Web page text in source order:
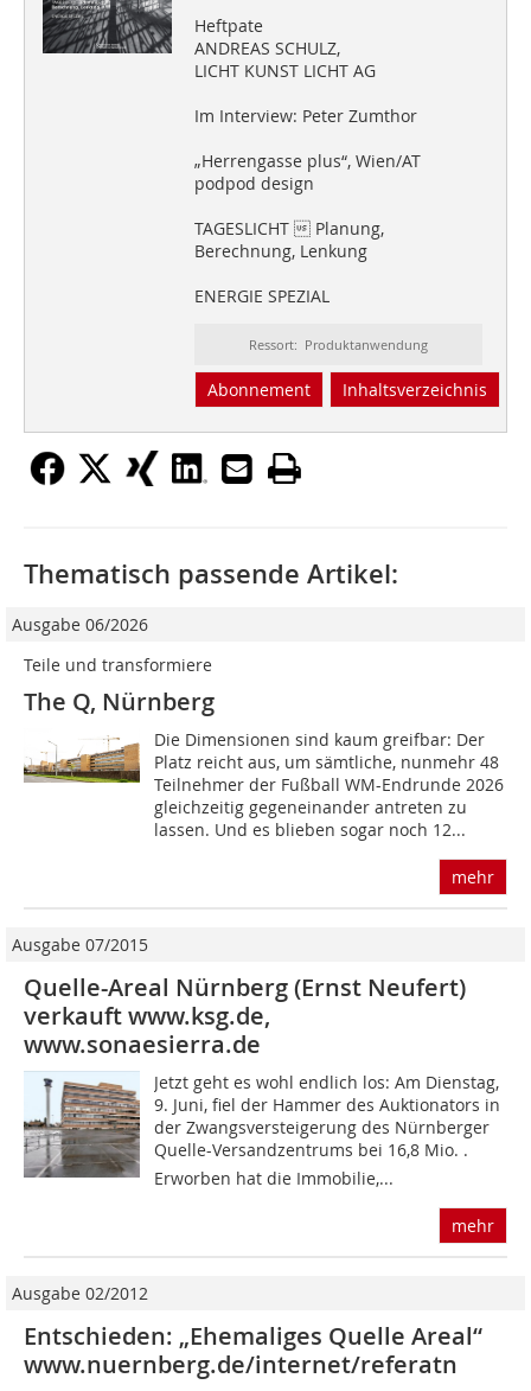
Heftpate
ANDREAS SCHULZ,
LICHT KUNST LICHT AG
Im Interview: Peter Zumthor
„Herrengasse plus“, Wien/AT
podpod design
TAGESLICHT  Planung,
Berechnung, Lenkung
ENERGIE SPEZIAL
Ressort: Produktanwendung
Abonnement Inhaltsverzeichnis
Thematisch passende Artikel:
Ausgabe 06/2026
Teile und transformiere
The Q, Nürnberg
Die Dimensionen sind kaum greifbar: Der
Platz reicht aus, um sämtliche, nunmehr 48
Teilnehmer der Fußball WM-Endrunde 2026
gleichzeitig gegeneinander antreten zu
lassen. Und es blieben sogar noch 12...
mehr
Ausgabe 07/2015
Quelle-Areal Nürnberg (Ernst Neufert)
verkauft www.ksg.de,
www.sonaesierra.de
Jetzt geht es wohl endlich los: Am Dienstag,
9. Juni, fiel der Hammer des Auktionators in
der Zwangsversteigerung des Nürnberger
Quelle-Versandzentrums bei 16,8 Mio. .
Erworben hat die Immobilie,...
mehr
Ausgabe 02/2012
Entschieden: „Ehemaliges Quelle Areal“
www.nuernberg.de/internet/referatn